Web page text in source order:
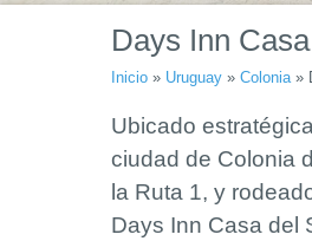
Days Inn
Inicio » Uruguay » Colonia»
Ubicado
ciudad de Colonia
la Ruta 1, y
Days Inn Casa del